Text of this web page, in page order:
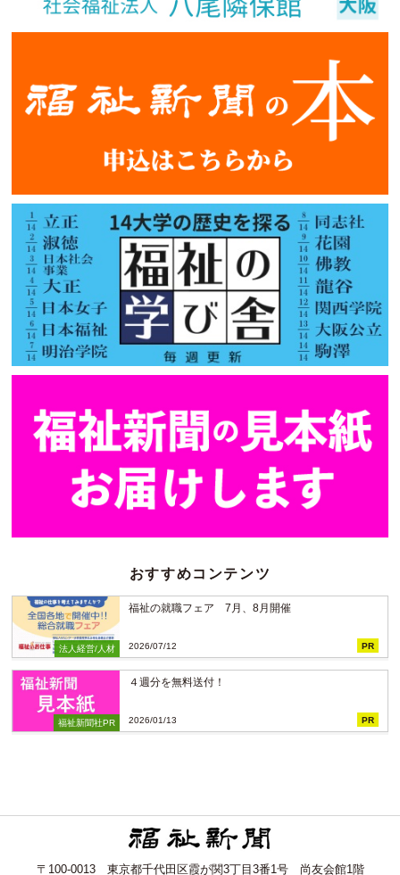
おすすめコンテンツ
法人経営/人材
福祉の就職フェア 7月、8月開催
2026/07/12 PR
福祉新聞社PR
４週分を無料送付！
2026/01/13 PR
〒100-0013 東京都千代田区霞が関3丁目3番1号 尚友会館1階